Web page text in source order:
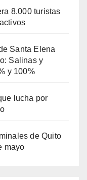
8.000 turistas
Santa Elena
Salinas y
y 100%
lucha por
de Quito
mayo